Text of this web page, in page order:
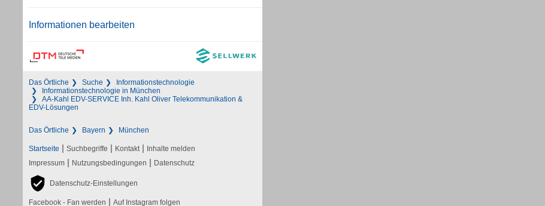
Informationen bearbeiten
Das Örtliche Suche
Informationstechnologie
Informationstechnologie in München
AA-Kahl EDV-SERVICE Inh. Kahl Oliver Telekommunikation &
EDV-Lösungen
Das Örtliche Bayern München
Startseite | Suchbegriffe | Kontakt | Inhalte melden
Impressum | Nutzungsbedingungen | Datenschutz
Datenschutz-Einstellungen
Facebook - Fan werden | Auf Instagram folgen